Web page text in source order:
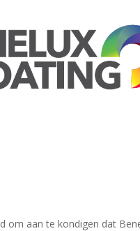
om aan te kondigen dat